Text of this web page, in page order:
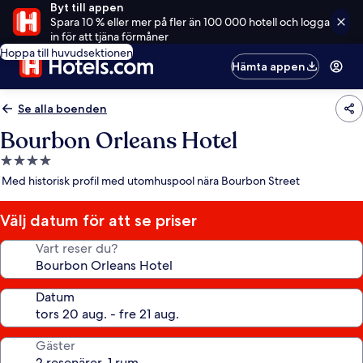
Byt till appen
Spara 10 % eller mer på fler än 100 000 hotell och logga
in för att tjäna förmåner
Hoppa till huvudsektionen
Hämta appen
Se alla boenden
Bourbon Orleans Hotel
4.0-
stjärnigt
Med historisk profil med utomhuspool nära Bourbon Street
Välj datum för att se priser
Vart reser du?
Datum
Gäster